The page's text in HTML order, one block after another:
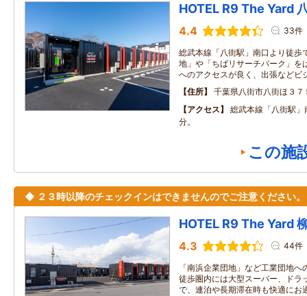
HOTEL R9 The Yard
4.4 33件
総武本線「八街駅」南口より徒歩
地」や「ちばリサーチパーク」を
へのアクセスが良く、出張などビ
住所
千葉県八街市八街ほ３７
アクセス
総武本線「八街駅
分。
この施
◆ ２３時以降のチェックインはできませんのでご注意ください。
HOTEL R9 The Yard
4.3 44件
「南浜企業団地」など工業団地
徒歩圏内には大型スーパー、ドラ
で、連泊や長期滞在時も快適にお